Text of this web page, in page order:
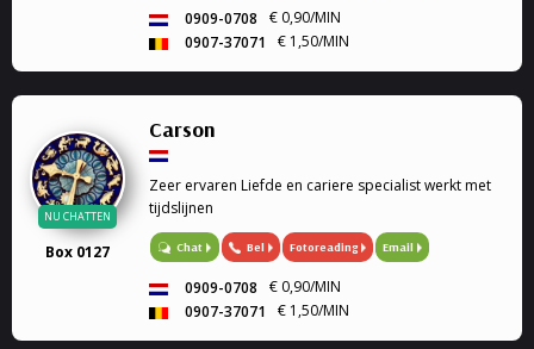
0909-0708
€ 0,90/MIN
0907-37071
€ 1,50/MIN
NU CHATTEN
Box 0127
Carson
Zeer ervaren Liefde en cariere specialist werkt met
tijdslijnen
Chat Bel Fotoreading Email
0909-0708
€ 0,90/MIN
0907-37071
€ 1,50/MIN